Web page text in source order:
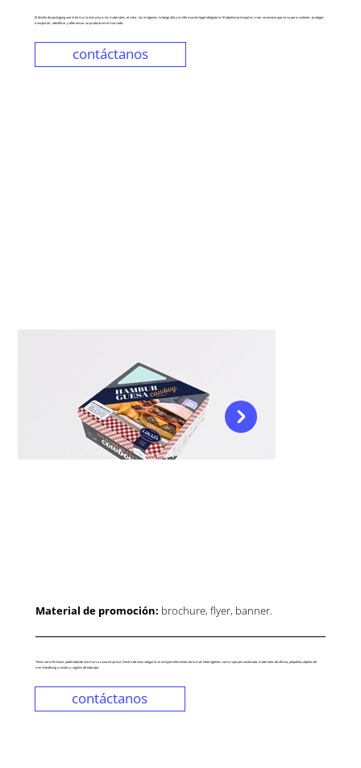
El diseño de packaging une la forma, la estructura, los materiales, el color, las imágenes, la tipografía y la información legal obligatoria. El objetivo principal es crear un envase que sirva para contener, proteger,
transportar, identificar y diferenciar un producto en el mercado.
contáctanos
Tiene como fin hacer publicidad de una marca o una empresa. Dentro de esta categoría se incluyen elementos de lo más heterogéneo, como ropa personalizada, materiales de oficina, pequeños objetos de
merchandising o cestas y regalos de todo tipo.
Material de promoción: brochure, flyer, banner.
contáctanos